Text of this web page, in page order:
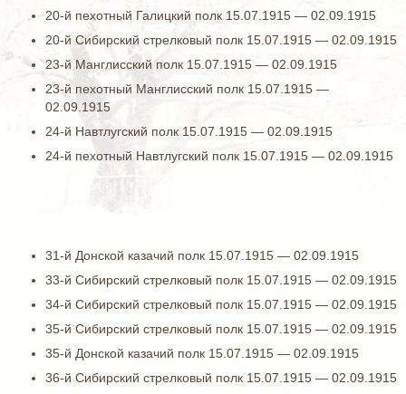
20-й пехотный Галицкий полк 15.07.1915 — 02.09.1915
20-й Сибирский стрелковый полк 15.07.1915 — 02.09.1915
23-й Манглисский полк 15.07.1915 — 02.09.1915
23-й пехотный Манглисский полк 15.07.1915 —
02.09.1915
24-й Навтлугский полк 15.07.1915 — 02.09.1915
24-й пехотный Навтлугский полк 15.07.1915 — 02.09.1915
31-й Донской казачий полк 15.07.1915 — 02.09.1915
33-й Сибирский стрелковый полк 15.07.1915 — 02.09.1915
34-й Сибирский стрелковый полк 15.07.1915 — 02.09.1915
35-й Сибирский стрелковый полк 15.07.1915 — 02.09.1915
35-й Донской казачий полк 15.07.1915 — 02.09.1915
36-й Сибирский стрелковый полк 15.07.1915 — 02.09.1915